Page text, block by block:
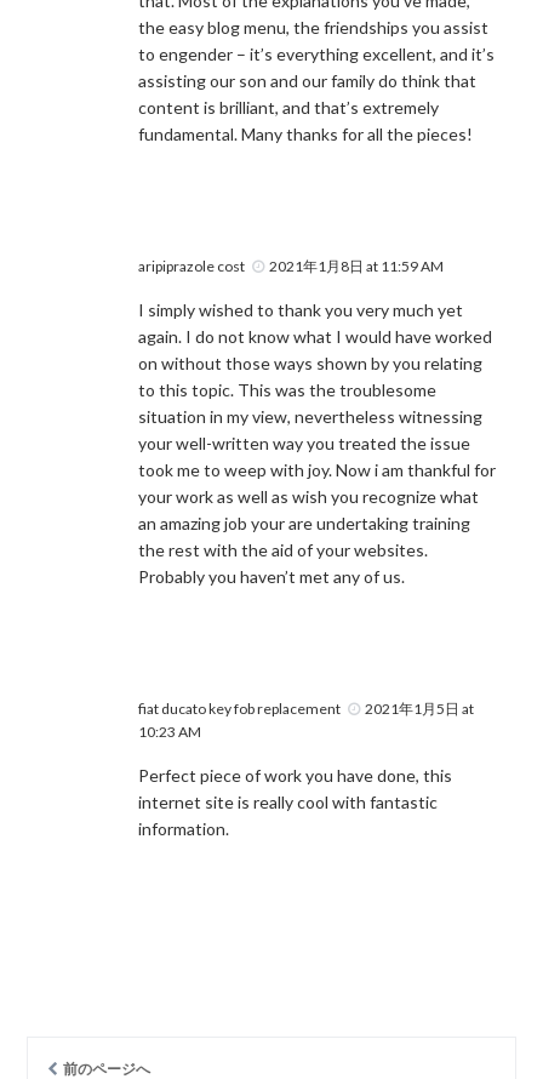
the easy blog menu, the friendships you assist
to engender – it’s everything excellent, and it’s
assisting our son and our family do think that
content is brilliant, and that’s extremely
fundamental. Many thanks for all the pieces!
aripiprazole cost 2021年1月8日 at 11:59 AM
I simply wished to thank you very much yet
again. I do not know what I would have worked
on without those ways shown by you relating
to this topic. This was the troublesome
situation in my view, nevertheless witnessing
your well-written way you treated the issue
took me to weep with joy. Now i am thankful for
your work as well as wish you recognize what
an amazing job your are undertaking training
the rest with the aid of your websites.
Probably you haven’t met any of us.
fiat ducato key fob replacement
2021年1月5日 at
10:23 AM
Perfect piece of work you have done, this
internet site is really cool with fantastic
information.
前のページへ